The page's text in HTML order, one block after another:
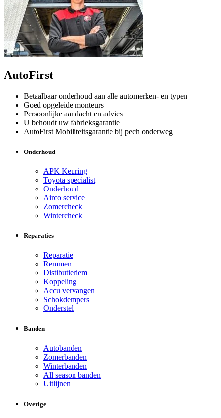
AutoFirst
Betaalbaar onderhoud aan alle automerken- en typen
Goed opgeleide monteurs
Persoonlijke aandacht en advies
U behoudt uw fabrieksgarantie
AutoFirst Mobiliteitsgarantie bij pech onderweg
Onderhoud
APK Keuring
Toyota specialist
Onderhoud
Airco service
Zomercheck
Wintercheck
Reparaties
Reparatie
Remmen
Distibutieriem
Koppeling
Accu vervangen
Schokdempers
Onderstel
Banden
Autobanden
Zomerbanden
Winterbanden
All season banden
Uitlijnen
Overige